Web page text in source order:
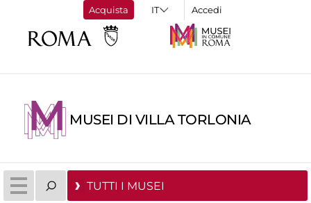
Acquista Accedi
MUSEI DI VILLA TORLONIA
TUTTI I MUSEI